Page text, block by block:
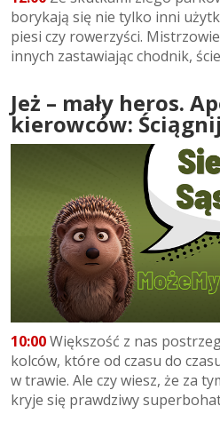
borykają się nie tylko inni
piesi czy rowerzyści.
innych zastawiając chodnik,
Jeż – mały heros.
kierowców:
10:00Większość z nas
kolców, które od czasu do
w trawie. Ale czy wiesz, że za
kryje się prawdziwy